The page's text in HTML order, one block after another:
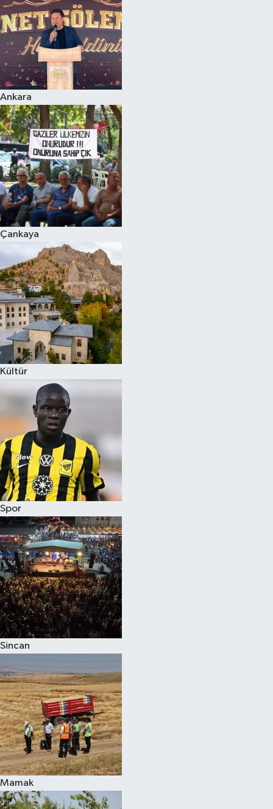
Ankara
Çankaya
Kültür
Spor
Sincan
Mamak